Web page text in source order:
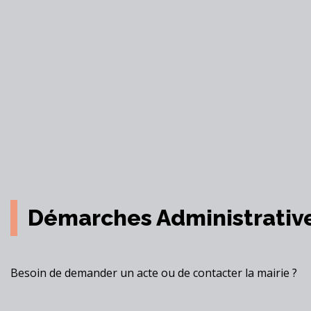
Démarches
Besoin de demander un acte ou de contacter la mairie ?